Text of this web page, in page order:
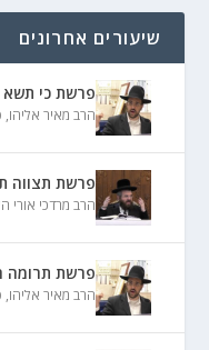
שיעורים אחרונים
פרשת כי
הרב מאיר אליהו,
פרשת תצווה
הרב מרדכי אורי
פרשת תרומה
הרב מאיר אליהו,